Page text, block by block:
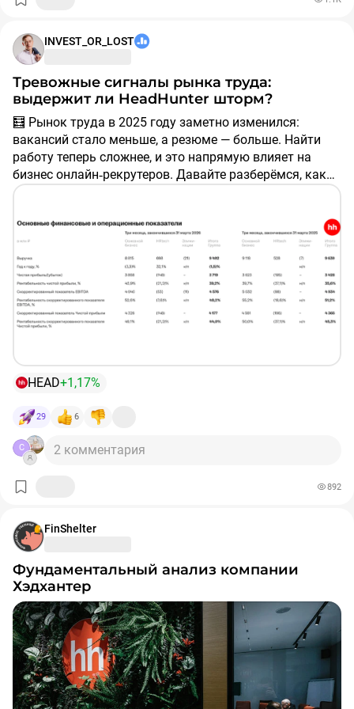
надежности.
работодателей и взяла первое место по всей России в
категории «Самые лояльные сотрудники», обогнав
1791 компанию.
Сей кейс уже вызвал вопросы к методологии сервиса.
Если рейтинги лидера рынка так легко ломаются
ботами, то и маркеры «лучшего работодателя» ничего
не стоят.
#компании #рекрутинг
INVEST_OR_LOST
Тревожные сигналы рынка труда:
выдержит ли HeadHunter шторм?
🧮 Рынок труда в 2025 году заметно изменился:
вакансий стало меньше, а резюме — больше. Найти
работу теперь сложнее, и это напрямую влияет на
бизнес онлайн‑рекрутеров. Давайте разберёмся, как
крупнейший игрок отрасли HeadHunter (
отчёт по МСФО за 1 кв. 2026 года.
HEAD+1,17%
29 6
C 2 комментария
892
FinShelter
Фундаментальный анализ компании
Хэдхантер